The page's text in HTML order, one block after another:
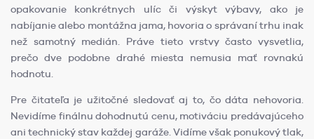
opakovanie konkrétnych ulíc či výskyt výbavy, ako je
nabíjanie alebo montážna jama, hovoria o správaní trhu inak
než samotný medián. Práve tieto vrstvy často vysvetlia,
prečo dve podobne drahé miesta nemusia mať rovnakú
hodnotu.
Pre čitateľa je užitočné sledovať aj to, čo dáta nehovoria.
Nevidíme finálnu dohodnutú cenu, motiváciu predávajúceho
ani technický stav každej garáže. Vidíme však ponukový tlak,